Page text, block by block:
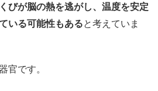
びが脳の熱を逃がし、温度を安定
いる可能性もあると考えていま
官です。